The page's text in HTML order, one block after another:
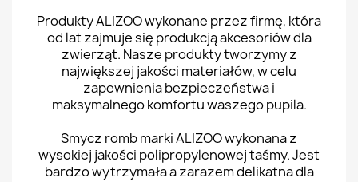
Produkty ALIZOO wykonane przez firmę, która
od lat zajmuje się produkcją akcesoriów dla
zwierząt. Nasze produkty tworzymy z
największej jakości materiałów, w celu
zapewnienia bezpieczeństwa i
maksymalnego komfortu waszego pupila.
Smycz romb marki ALIZOO wykonana z
wysokiej jakości polipropylenowej taśmy. Jest
bardzo wytrzymała a zarazem delikatna dla